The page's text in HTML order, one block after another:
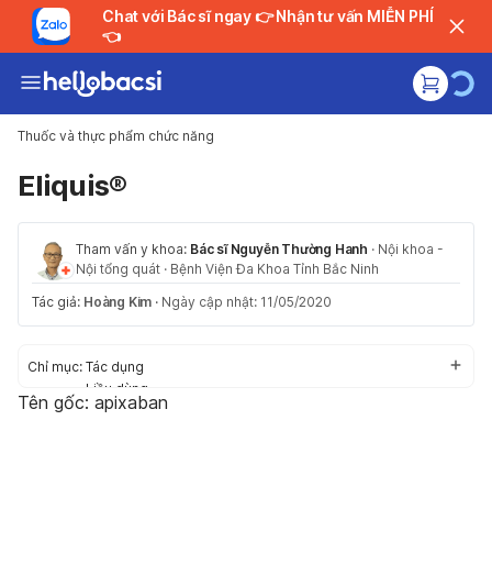
Chat với Bác sĩ ngay 👉 Nhận tư vấn MIỄN PHÍ
👈
Thuốc và thực phẩm chức năng
Eliquis®
Tham vấn y khoa: Bác sĩ Nguyễn Thường Hanh · Nội khoa -
Nội tổng quát · Bệnh Viện Đa Khoa Tỉnh Bắc Ninh
Tác giả: Hoàng Kim · Ngày cập nhật: 11/05/2020
Chỉ mục: Tác dụng
Liều dùng
Cách dùng
Tên gốc: apixaban